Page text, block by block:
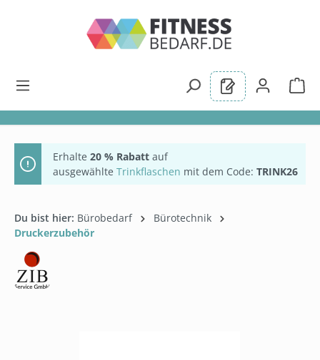
Erhalte 20 % Rabatt auf
ausgewählte Trinkflaschen mit dem Code: TRINK26
Du bist hier: Bürobedarf
Bürotechnik
Druckerzubehör